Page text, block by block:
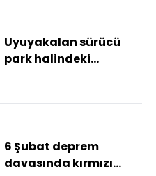
Uyuyakalan sürücü
park halindeki
6 Şubat deprem
davasında kırmızı